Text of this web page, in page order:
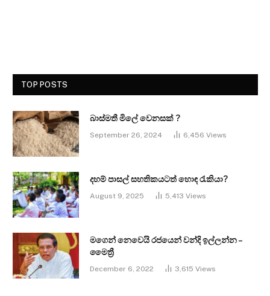
TOP POSTS
බාස්මතී මිලේ වෙනසක් ?
September 26, 2024 6,456 Views
දහම් පාසල් සහතිකයටත් හොඳ රැකියා?
August 9, 2025 5,413 Views
මගෙන් නෙවෙයි රජයෙන් වන්දි ඉල්ලන්න –
මෛත්‍රී
December 6, 2022 3,615 Views